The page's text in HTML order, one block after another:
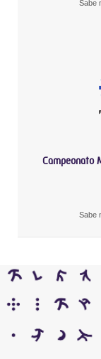
Sabe
Campeonato
Sabe